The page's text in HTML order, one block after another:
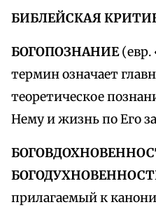
БИБЛЕЙСКАЯ
БОГОПОЗНАНИЕ(евр.
термин означает
теоретическое
Нему и жизнь по Его
прилагаемый к